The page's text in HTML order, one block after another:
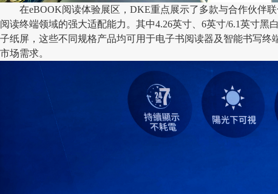
在eBOOK阅读体验展区，DKE重点展示了多款与合作伙伴
阅读终端领域的强大适配能力。其中4.26英寸、6英寸/6.1英寸黑
子纸屏，这些不同规格产品均可用于电子书阅读器及智能书写
市场需求。